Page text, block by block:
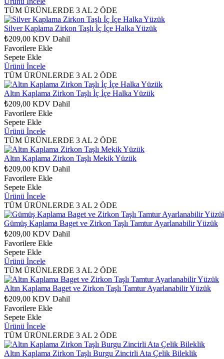
TÜM ÜRÜNLERDE 3 AL 2 ÖDE
Silver Kaplama Zirkon Taşlı İç İçe Halka Yüzük
₺209,00 KDV Dahil
Favorilere Ekle
Sepete Ekle
Ürünü İncele
TÜM ÜRÜNLERDE 3 AL 2 ÖDE
Altın Kaplama Zirkon Taşlı İç İçe Halka Yüzük
₺209,00 KDV Dahil
Favorilere Ekle
Sepete Ekle
Ürünü İncele
TÜM ÜRÜNLERDE 3 AL 2 ÖDE
Altın Kaplama Zirkon Taşlı Mekik Yüzük
₺209,00 KDV Dahil
Favorilere Ekle
Sepete Ekle
Ürünü İncele
TÜM ÜRÜNLERDE 3 AL 2 ÖDE
Gümüş Kaplama Baget ve Zirkon Taşlı Tamtur Ayarlanabilir Yüzük
₺209,00 KDV Dahil
Favorilere Ekle
Sepete Ekle
Ürünü İncele
TÜM ÜRÜNLERDE 3 AL 2 ÖDE
Altın Kaplama Baget ve Zirkon Taşlı Tamtur Ayarlanabilir Yüzük
₺209,00 KDV Dahil
Favorilere Ekle
Sepete Ekle
Ürünü İncele
TÜM ÜRÜNLERDE 3 AL 2 ÖDE
Altın Kaplama Zirkon Taşlı Burgu Zincirli Ata Çelik Bileklik